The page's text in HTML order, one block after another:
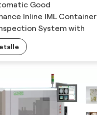
Good
Inline IML Container
System with
Algorithm